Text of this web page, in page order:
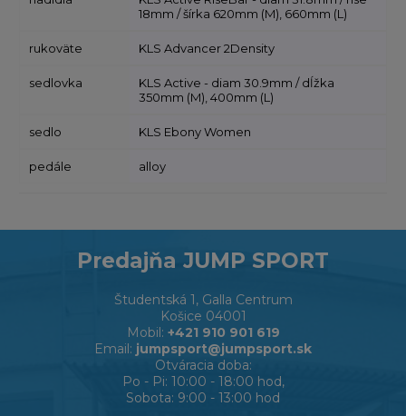
18mm / šírka 620mm (M), 660mm (L)
rukoväte KLS Advancer 2Density
sedlovka
KLS Active - diam 30.9mm / dĺžka
350mm (M), 400mm (L)
sedlo KLS Ebony Women
pedále alloy
Predajňa JUMP SPORT
Študentská 1, Galla Centrum
Košice 04001
Mobil: +421 910 901 619
Email: jumpsport@jumpsport.sk
Otváracia doba:
Po - Pi: 10:00 - 18:00 hod,
Sobota: 9:00 - 13:00 hod